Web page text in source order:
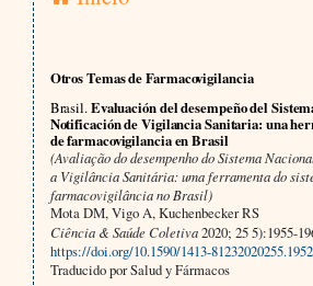
Otros Temas de Farmacovigilancia
Brasil.Evaluación del desempeño del
Notificación de Vigilancia Sanitaria: una
de farmacovigilancia en Brasil
(Avaliação do desempenho do Sistema
a Vigilância Sanitária: uma ferramenta do
farmacovigilância no Brasil)
Mota DM, Vigo A, Kuchenbecker RS
Ciência & Saúde Coletiva2020; 25 5):1955-
https://doi.org/10.1590/1413-
Traducido por Salud y Fármacos